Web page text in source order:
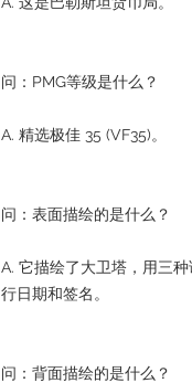
问：PMG等级是什么？
A. 精选极佳 35 (VF35)。
问：表面描绘的是什么？
A. 它描绘了大卫塔，用三
行日期和签名。
问：背面描绘的是什么？